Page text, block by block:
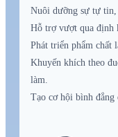
Nuôi dưỡng sự tự tin,
Hỗ trợ vượt qua định
Phát triển phẩm chất
Khuyến khích theo
làm.
Tạo cơ hội bình đẳng